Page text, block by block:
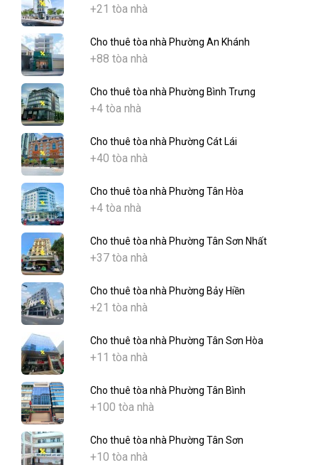
+21 tòa nhà
Cho thuê tòa nhà Phường An Khánh
+88 tòa nhà
Cho thuê tòa nhà Phường Bình Trưng
+4 tòa nhà
Cho thuê tòa nhà Phường Cát Lái
+40 tòa nhà
Cho thuê tòa nhà Phường Tân Hòa
+4 tòa nhà
Cho thuê tòa nhà Phường Tân Sơn Nhất
+37 tòa nhà
Cho thuê tòa nhà Phường Bảy Hiền
+21 tòa nhà
Cho thuê tòa nhà Phường Tân Sơn Hòa
+11 tòa nhà
Cho thuê tòa nhà Phường Tân Bình
+100 tòa nhà
Cho thuê tòa nhà Phường Tân Sơn
+10 tòa nhà